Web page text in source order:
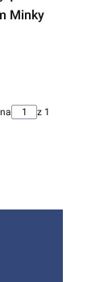
Minky
z 1